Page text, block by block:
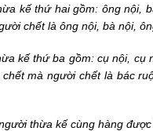
kế thứ hai gồm: ông nội,
chết là ông nội, bà nội,
kế thứ ba gồm: cụ nội, cụ
mà người chết là bác
thừa kế cùng hàng